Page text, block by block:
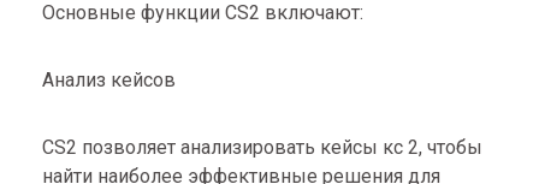
Основные функции CS2 включают:
Анализ кейсов
CS2 позволяет анализировать кейсы кс 2, чтобы
найти наиболее эффективные решения для